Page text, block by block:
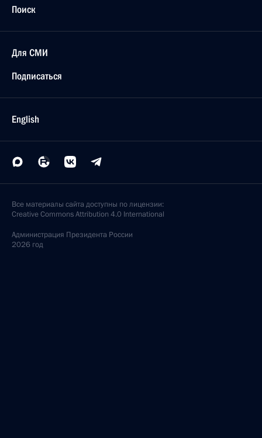
Поиск
Для СМИ
Подписаться
English
Все материалы сайта доступны по лицензии:
Creative Commons Attribution 4.0 International
Администрация Президента России
2026 год